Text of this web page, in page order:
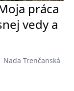
práca
vedy a
Trenčanská